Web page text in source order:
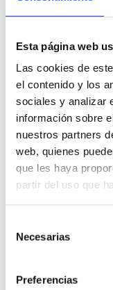
Esta página web
Las cookies de
el contenido y los
sociales y analizar
información sobre
nuestros partners
web, quienes
que les haya
partir del uso que
Necesarias
Preferencias
¿La
sostenible
también
reducción
atmósfera.
sólo
sostenible
¿Es un
Las
no son